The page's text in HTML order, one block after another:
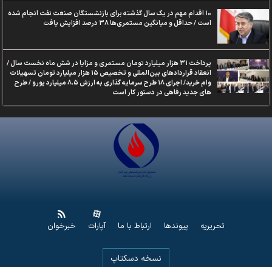
۱۰ اقدام مهم در یک سال گذشته برای بازنشستگان صنعت نفت انجام شده
است / حداقل و میانگین مستمری‌ها ۳۸ درصد افزایش یافت
پرداخت ۳۱ هزار میلیارد تومان مستمری و مزایا در شش ماه نخست سال /
انعقاد قراردادهای بین‌المللی و تخصیص ۱۵ هزار میلیارد تومان تسهیلات
وام خرید/ اجرای ۱۸ طرح سرمایه گذاری به ارزش ۸.۵ میلیارد یورو / طرح
های جدید رفاهی در دستور کار است
تحریریه پیوندها ارتباط با ما آپارات خبرخوان
نسخه دسکتاپ